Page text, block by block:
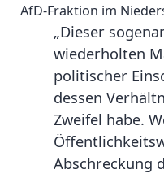
AfD-Fraktion im
„Dieser
wiederholten
politischer
dessen
Zweifel habe.
Abschreckung